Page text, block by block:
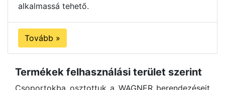
alkalmassá tehető.
Tovább »
Termékek felhasználási terület szerint
Csoportokba osztottuk a WAGNER berendezéseit